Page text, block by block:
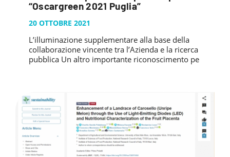
“Oscargreen 2021 Puglia”
20 OTTOBRE 2021
L’illuminazione supplementare alla base della
collaborazione vincente tra l’Azienda e la ricerca
pubblica Un altro importante riconoscimento pe